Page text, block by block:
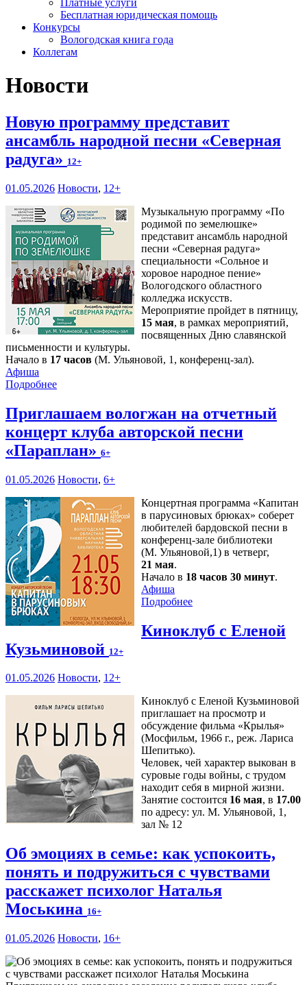
Платные услуги
Бесплатная юридическая помощь
Конкурсы
Вологодская книга года
Коллегам
Новости
Новую программу представит
ансамбль народной песни «Северная
радуга» 12+
01.05.2026 Новости, 12+
Музыкальную программу «По
родимой по земелюшке»
представит ансамбль народной
песни «Северная радуга»
специальности «Сольное и
хоровое народное пение»
Вологодского областного
колледжа искусств.
Мероприятие пройдет в пятницу,
15 мая, в рамках мероприятий,
посвященных Дню славянской
письменности и культуры.
Начало в 17 часов (М. Ульяновой, 1, конференц-зал).
Афиша
Подробнее
Приглашаем вологжан на отчетный
концерт клуба авторской песни
«Параплан» 6+
01.05.2026 Новости, 6+
Концертная программа «Капитан
в парусиновых брюках» соберет
любителей бардовской песни в
конференц-зале библиотеки
(М. Ульяновой,1) в четверг,
21 мая.
Начало в 18 часов 30 минут.
Афиша
Подробнее
Киноклуб с Еленой
Кузьминовой 12+
01.05.2026 Новости, 12+
Киноклуб с Еленой Кузьминовой
приглашает на просмотр и
обсуждение фильма «Крылья»
(Мосфильм, 1966 г., реж. Лариса
Шепитько).
Человек, чей характер выкован в
суровые годы войны, с трудом
находит себя в мирной жизни.
Занятие состоится 16 мая, в 17.00
по адресу: ул. М. Ульяновой, 1,
зал № 12
Об эмоциях в семье: как успокоить,
понять и подружиться с чувствами
расскажет психолог Наталья
Моськина 16+
01.05.2026 Новости, 16+